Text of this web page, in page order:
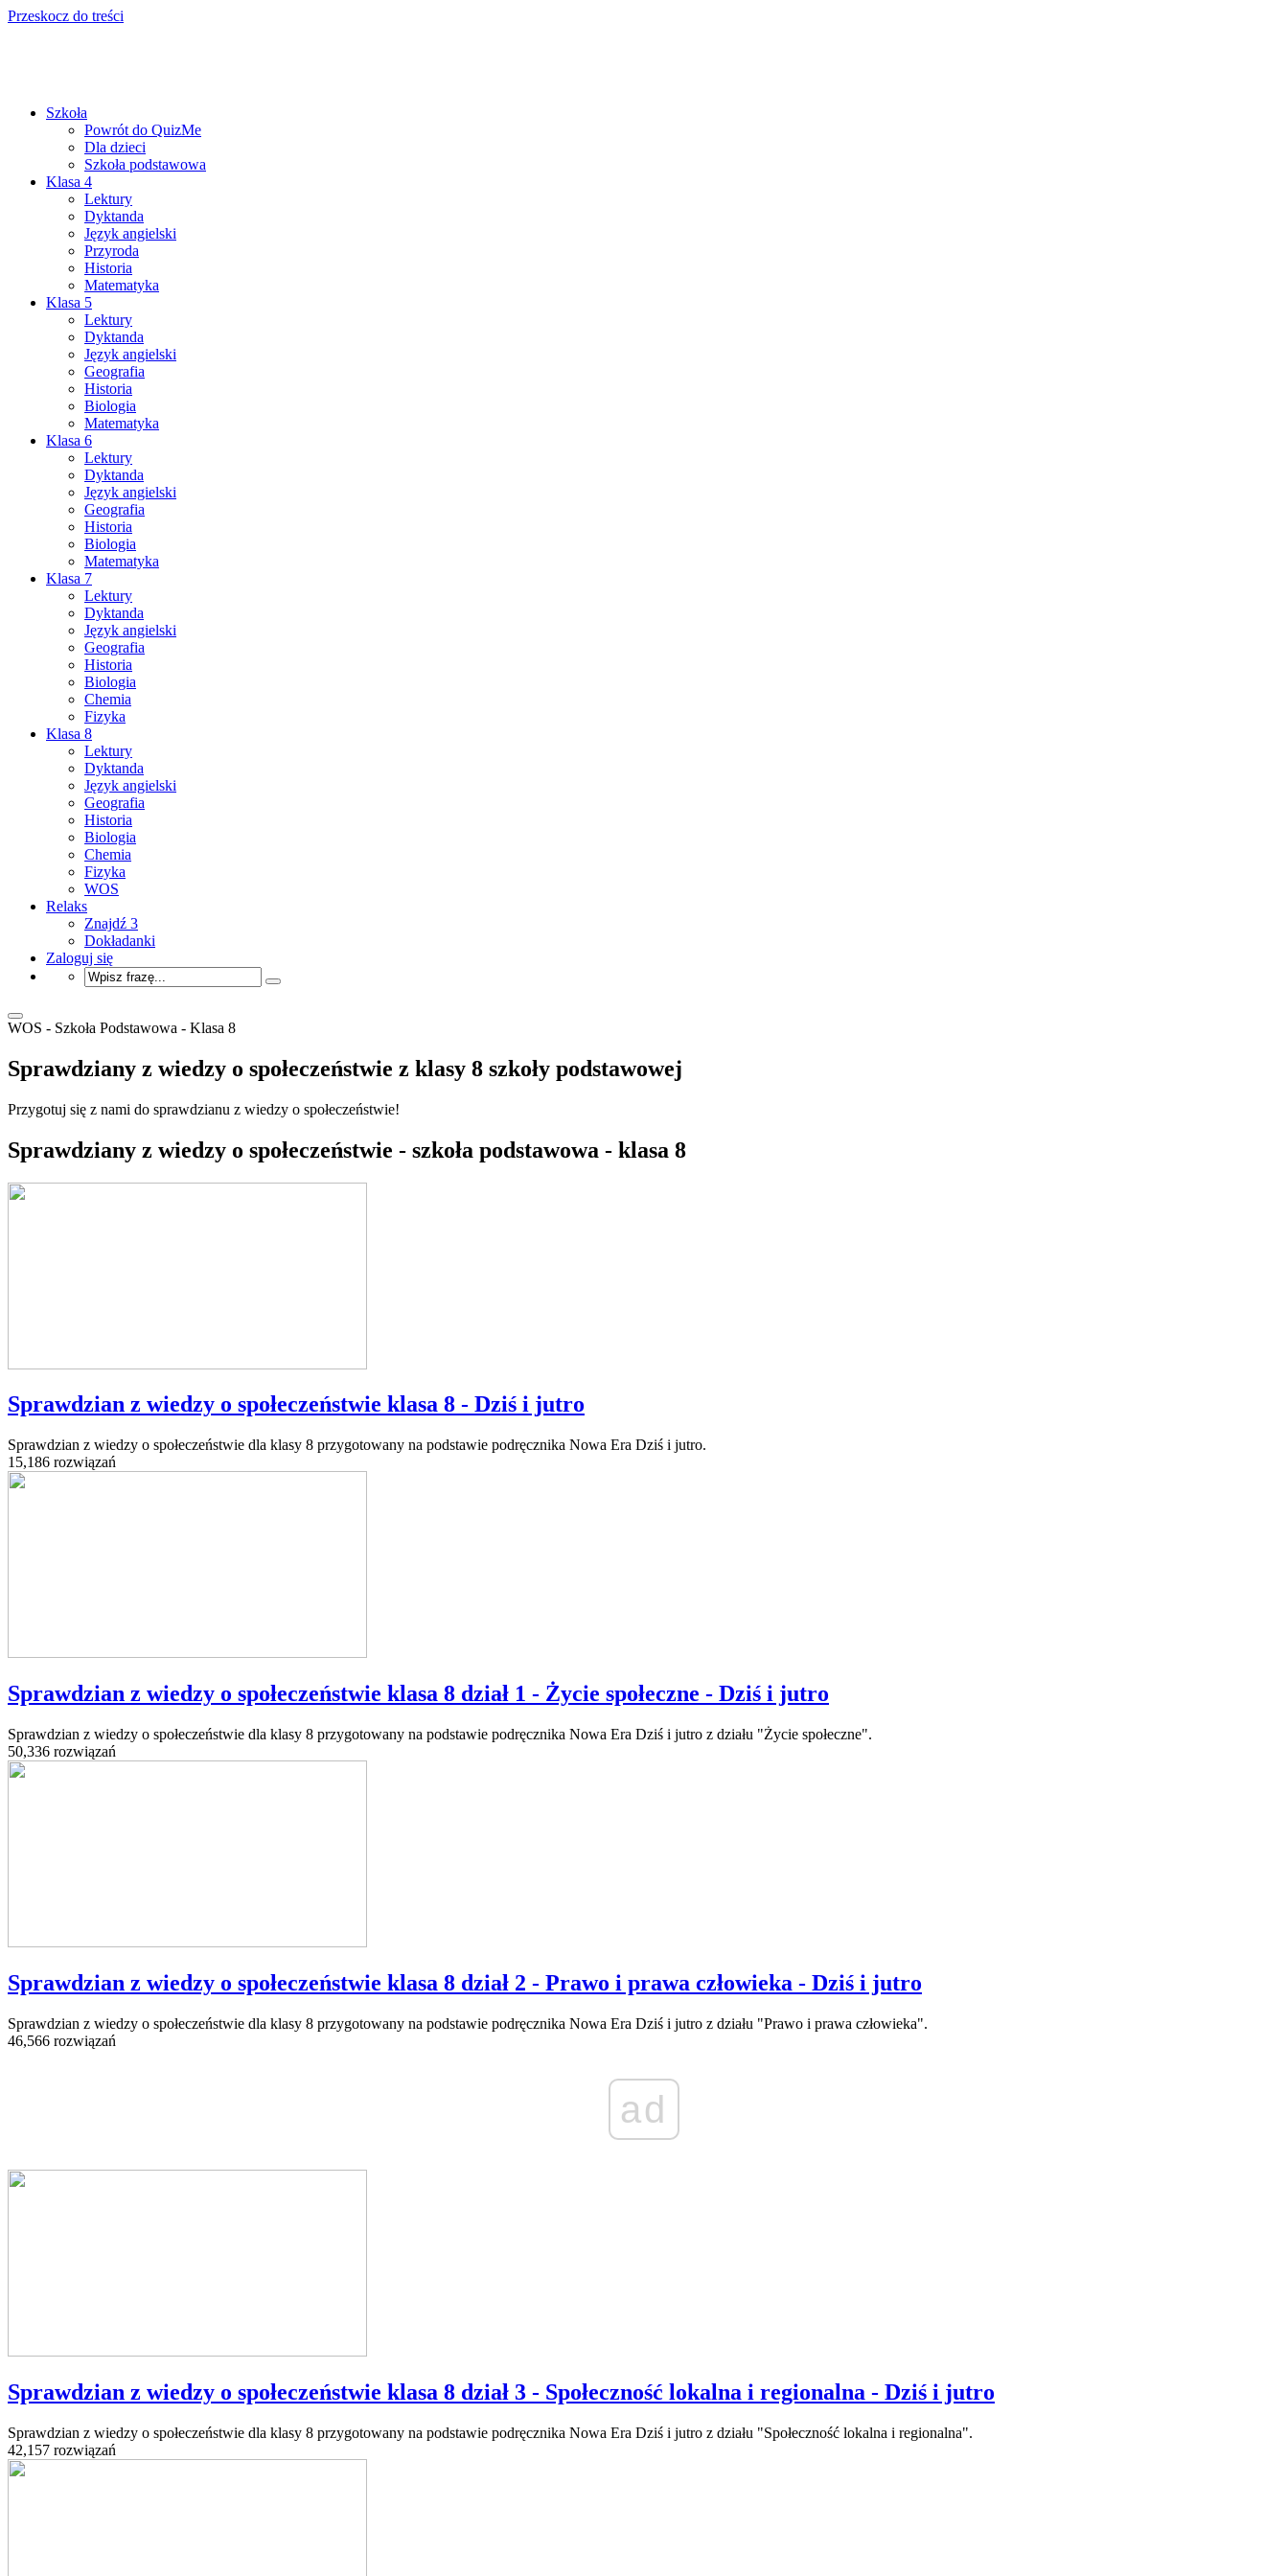
Przeskocz do treści
Szkoła
Powrót do QuizMe
Dla dzieci
Szkoła podstawowa
Klasa 4
Lektury
Dyktanda
Język angielski
Przyroda
Historia
Matematyka
Klasa 5
Lektury
Dyktanda
Język angielski
Geografia
Historia
Biologia
Matematyka
Klasa 6
Lektury
Dyktanda
Język angielski
Geografia
Historia
Biologia
Matematyka
Klasa 7
Lektury
Dyktanda
Język angielski
Geografia
Historia
Biologia
Chemia
Fizyka
Klasa 8
Lektury
Dyktanda
Język angielski
Geografia
Historia
Biologia
Chemia
Fizyka
WOS
Relaks
Znajdź 3
Dokładanki
Zaloguj się
WOS - Szkoła Podstawowa - Klasa 8
Sprawdziany z wiedzy o społeczeństwie z klasy 8 szkoły podstawowej
Przygotuj się z nami do sprawdzianu z wiedzy o społeczeństwie!
Sprawdziany z wiedzy o społeczeństwie - szkoła podstawowa - klasa 8
Sprawdzian z wiedzy o społeczeństwie klasa 8 - Dziś i jutro
Sprawdzian z wiedzy o społeczeństwie dla klasy 8 przygotowany na podstawie podręcznika Nowa Era Dziś i jutro.
15,186 rozwiązań
Sprawdzian z wiedzy o społeczeństwie klasa 8 dział 1 - Życie społeczne - Dziś i jutro
Sprawdzian z wiedzy o społeczeństwie dla klasy 8 przygotowany na podstawie podręcznika Nowa Era Dziś i jutro z działu "Życie społeczne".
50,336 rozwiązań
Sprawdzian z wiedzy o społeczeństwie klasa 8 dział 2 - Prawo i prawa człowieka - Dziś i jutro
Sprawdzian z wiedzy o społeczeństwie dla klasy 8 przygotowany na podstawie podręcznika Nowa Era Dziś i jutro z działu "Prawo i prawa człowieka".
46,566 rozwiązań
ad
Sprawdzian z wiedzy o społeczeństwie klasa 8 dział 3 - Społeczność lokalna i regionalna - Dziś i jutro
Sprawdzian z wiedzy o społeczeństwie dla klasy 8 przygotowany na podstawie podręcznika Nowa Era Dziś i jutro z działu "Społeczność lokalna i regionalna".
42,157 rozwiązań